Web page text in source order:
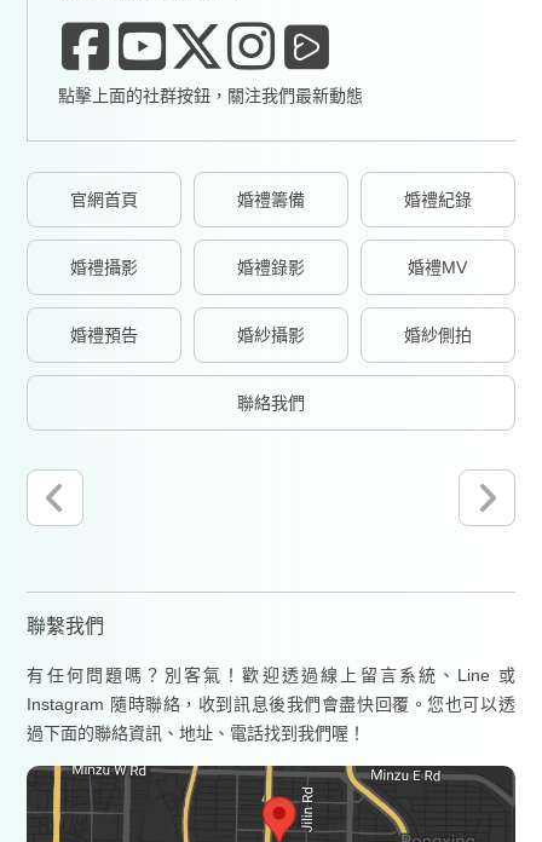
點擊上面的社群按鈕，關注我們最新動態
官網首頁 婚禮籌備 婚禮紀錄
婚禮攝影 婚禮錄影 婚禮MV
婚禮預告 婚紗攝影 婚紗側拍
聯絡我們
聯繫我們
有任何問題嗎？別客氣！歡迎透過線上留言系統、Line 或
Instagram 隨時聯絡，收到訊息後我們會盡快回覆。您也可以透
過下面的聯絡資訊、地址、電話找到我們喔！